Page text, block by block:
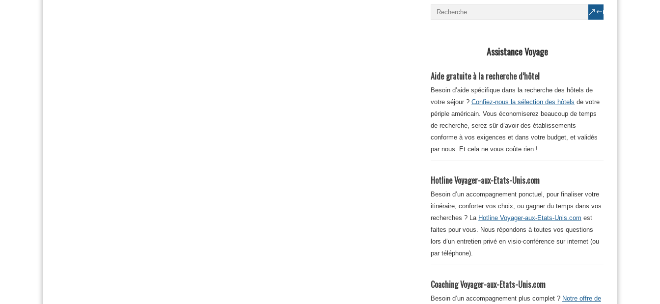
Assistance Voyage
Aide gratuite à la recherche d’hôtel
Besoin d’aide spécifique dans la recherche des hôtels de
votre séjour ? Confiez-nous la sélection des hôtels de votre
périple américain. Vous économiserez beaucoup de temps
de recherche, serez sûr d’avoir des établissements
conforme à vos exigences et dans votre budget, et validés
par nous. Et cela ne vous coûte rien !
Hotline Voyager-aux-Etats-Unis.com
Besoin d’un accompagnement ponctuel, pour finaliser votre
itinéraire, conforter vos choix, ou gagner du temps dans vos
recherches ? La Hotline Voyager-aux-Etats-Unis.com est
faites pour vous. Nous répondons à toutes vos questions
lors d’un entretien privé en visio-conférence sur internet (ou
par téléphone).
Coaching Voyager-aux-Etats-Unis.com
Besoin d’un accompagnement plus complet ? Notre offre de